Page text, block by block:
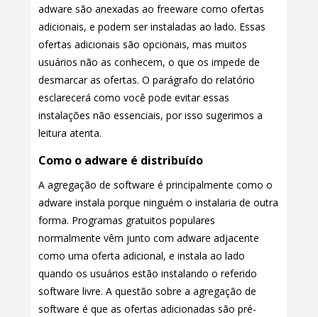
adware são anexadas ao freeware como ofertas
adicionais, e podem ser instaladas ao lado. Essas
ofertas adicionais são opcionais, mas muitos
usuários não as conhecem, o que os impede de
desmarcar as ofertas. O parágrafo do relatório
esclarecerá como você pode evitar essas
instalações não essenciais, por isso sugerimos a
leitura atenta.
Como o adware é distribuído
A agregação de software é principalmente como o
adware instala porque ninguém o instalaria de outra
forma. Programas gratuitos populares
normalmente vêm junto com adware adjacente
como uma oferta adicional, e instala ao lado
quando os usuários estão instalando o referido
software livre. A questão sobre a agregação de
software é que as ofertas adicionadas são pré-